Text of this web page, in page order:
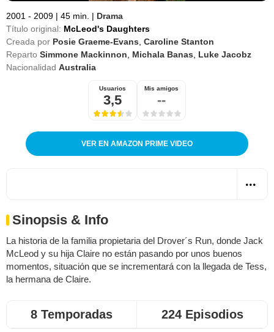
2001 - 2009 | 45 min. | Drama
Título original: McLeod's Daughters
Creada por Posie Graeme-Evans Caroline Stanton
Reparto Simmone Mackinnon Michala Banas
Luke Jacobz
Nacionalidad Australia
Usuarios
3,5
Mis amigos
--
VER EN AMAZON PRIME VIDEO
Sinopsis & Info
La historia de la familia propietaria del Drover´s Run, donde Jack
McLeod y su hija Claire no están pasando por unos buenos
momentos, situación que se incrementará con la llegada de Tess,
la hermana de Claire.
8 Temporadas 224 Episodios